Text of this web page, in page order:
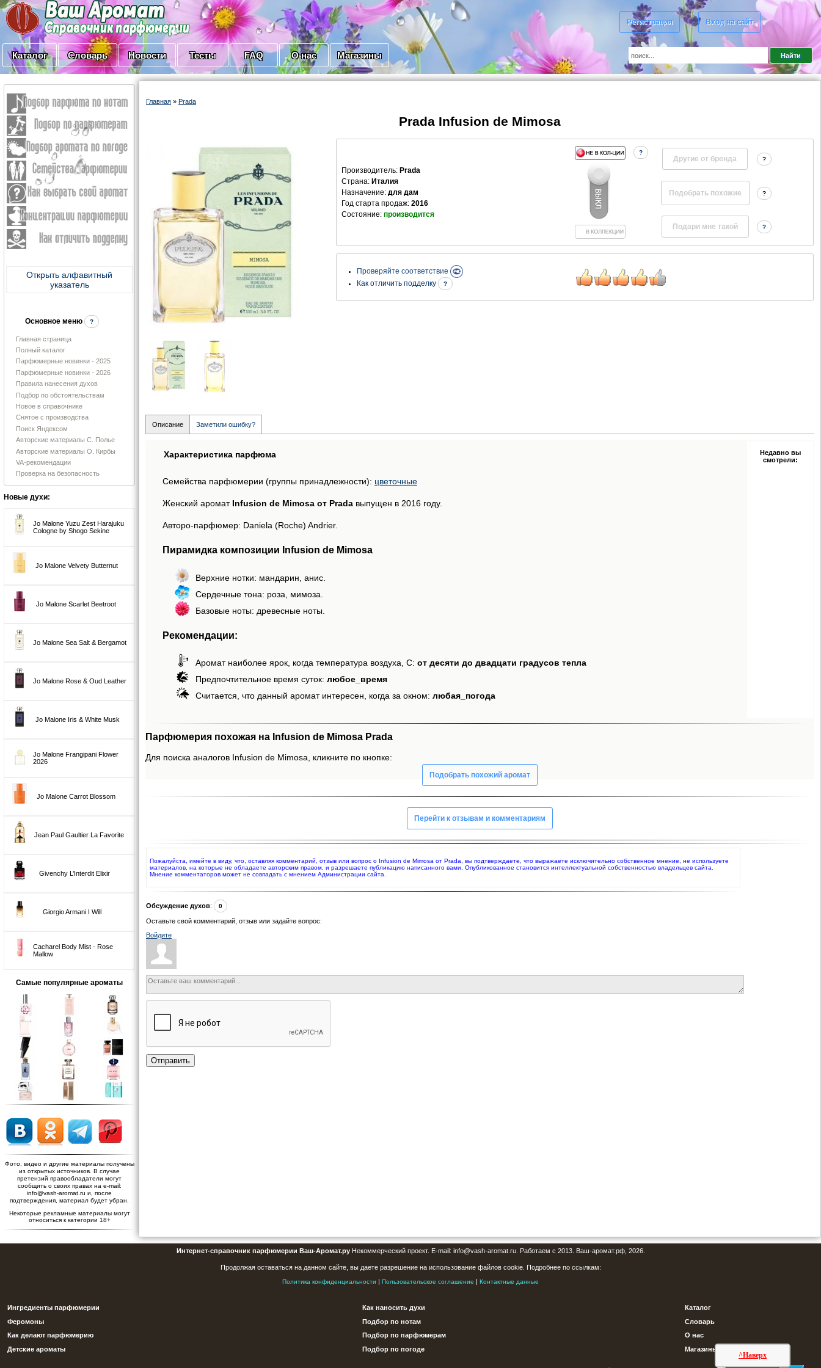
Регистрация Вход на сайт
Каталог Словарь Новости Тесты FAQ О нас Магазины
Открыть алфавитный
указатель
Основное меню ?
Главная страница
Полный каталог
Парфюмерные новинки - 2025
Парфюмерные новинки - 2026
Правила нанесения духов
Подбор по обстоятельствам
Новое в справочнике
Снятое с производства
Поиск Яндексом
Авторские материалы С. Полье
Авторские материалы О. Кирбы
VA-рекомендации
Проверка на безопасность
Новые духи:
Jo Malone Yuzu Zest Harajuku
Cologne by Shogo Sekine
Jo Malone Velvety Butternut
Jo Malone Scarlet Beetroot
Jo Malone Sea Salt & Bergamot
Jo Malone Rose & Oud Leather
Jo Malone Iris & White Musk
Jo Malone Frangipani Flower
2026
Jo Malone Carrot Blossom
Jean Paul Gaultier La Favorite
Givenchy L’Interdit Elixir
Giorgio Armani I Will
Cacharel Body Mist - Rose
Mallow
Самые популярные ароматы
Фото, видео и другие материалы получены
из открытых источников. В случае
претензий правообладатели могут
сообщить о своих правах на e-mail:
info@vash-aromat.ru и, после
подтверждения, материал будет убран.
Некоторые рекламные материалы могут
относиться к категории 18+
Главная » Prada
Prada Infusion de Mimosa
Производитель: Prada
Страна: Италия
Назначение: для дам
Год старта продаж: 2016
Состояние: производится
?
Другие от бренда ?
?
?
Проверяйте соответствие
Как отличить подделку
?
Описание Заметили ошибку?
Характеристика парфюма
Семейства парфюмерии (группы принадлежности): цветочные
Женский аромат Infusion de Mimosa от Prada выпущен в 2016 году.
Авторо-парфюмер: Daniela (Roche) Andrier.
Пирамидка композиции Infusion de Mimosa
Верхние нотки: мандарин, анис.
Сердечные тона: роза, мимоза.
Базовые ноты: древесные ноты.
Рекомендации:
Аромат наиболее ярок, когда температура воздуха, С: от десяти до двадцати градусов тепла
Предпочтительное время суток: любое_время
Считается, что данный аромат интересен, когда за окном: любая_погода
Недавно вы
смотрели:
Парфюмерия похожая на Infusion de Mimosa Prada
Для поиска аналогов Infusion de Mimosa, кликните по кнопке:
Подобрать похожий аромат
Перейти к отзывам и комментариям
Пожалуйста, имейте в виду, что, оставляя комментарий, отзыв или вопрос о Infusion de Mimosa от Prada, вы подтверждаете, что выражаете исключительно собственное мнение, не используете
материалов, на которые не обладаете авторским правом, и разрешаете публикацию написанного вами. Опубликованное становится интеллектуальной собственностью владельцев сайта.
Мнение комментаторов может не совпадать с мнением Администрации сайта.
Обсуждение духов: 0
Оставьте свой комментарий, отзыв или задайте вопрос:
Войдите
Отправить
^Наверх
Интернет-справочник парфюмерии Ваш-Аромат.руНекоммерческий проект. E-mail: info@vash-aromat.ru. Работаем с 2013. Ваш-аромат.рф, 2026.
Продолжая оставаться на данном сайте, вы даете разрешение на использование файлов cookie. Подробнее по ссылкам:
Политика конфиденциальности | Пользовательское соглашение | Контактные данные
Ингредиенты парфюмерии
Феромоны
Как делают парфюмерию
Детские ароматы
Как наносить духи
Подбор по нотам
Подбор по парфюмерам
Подбор по погоде
Каталог
Словарь
О нас
Магазины